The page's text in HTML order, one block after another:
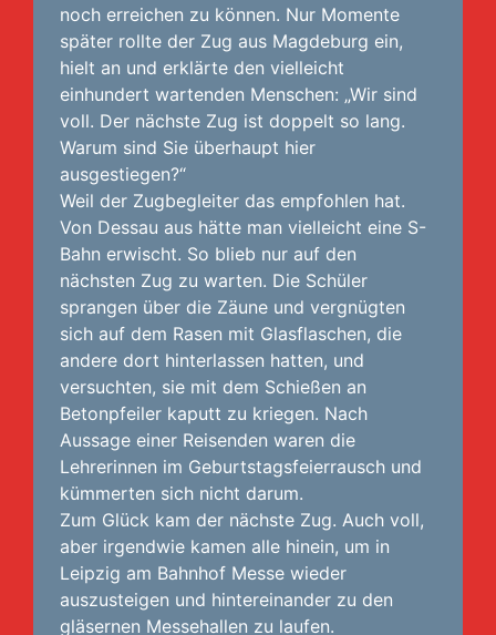
noch erreichen zu können. Nur Momente
später rollte der Zug aus Magdeburg ein,
hielt an und erklärte den vielleicht
einhundert wartenden Menschen: „Wir sind
voll. Der nächste Zug ist doppelt so lang.
Warum sind Sie überhaupt hier
ausgestiegen?“
Weil der Zugbegleiter das empfohlen hat.
Von Dessau aus hätte man vielleicht eine S-
Bahn erwischt. So blieb nur auf den
nächsten Zug zu warten. Die Schüler
sprangen über die Zäune und vergnügten
sich auf dem Rasen mit Glasflaschen, die
andere dort hinterlassen hatten, und
versuchten, sie mit dem Schießen an
Betonpfeiler kaputt zu kriegen. Nach
Aussage einer Reisenden waren die
Lehrerinnen im Geburtstagsfeierrausch und
kümmerten sich nicht darum.
Zum Glück kam der nächste Zug. Auch voll,
aber irgendwie kamen alle hinein, um in
Leipzig am Bahnhof Messe wieder
auszusteigen und hintereinander zu den
gläsernen Messehallen zu laufen.